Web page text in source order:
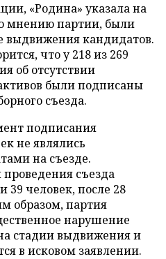
«Родина» указала на
мнению партии, были
выдвижения кандидатов.
что у 218 из 269
об отсутствии
были подписаны
съезда.
подписания
не являлись
на съезде.
съезда
39 человек, после 28
образом, партия
нарушение
стадии выдвижения и
в исковом заявлении.